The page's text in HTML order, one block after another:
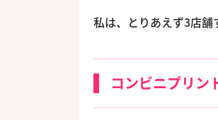
私は、とりあえず3店舗
コンビニプリン